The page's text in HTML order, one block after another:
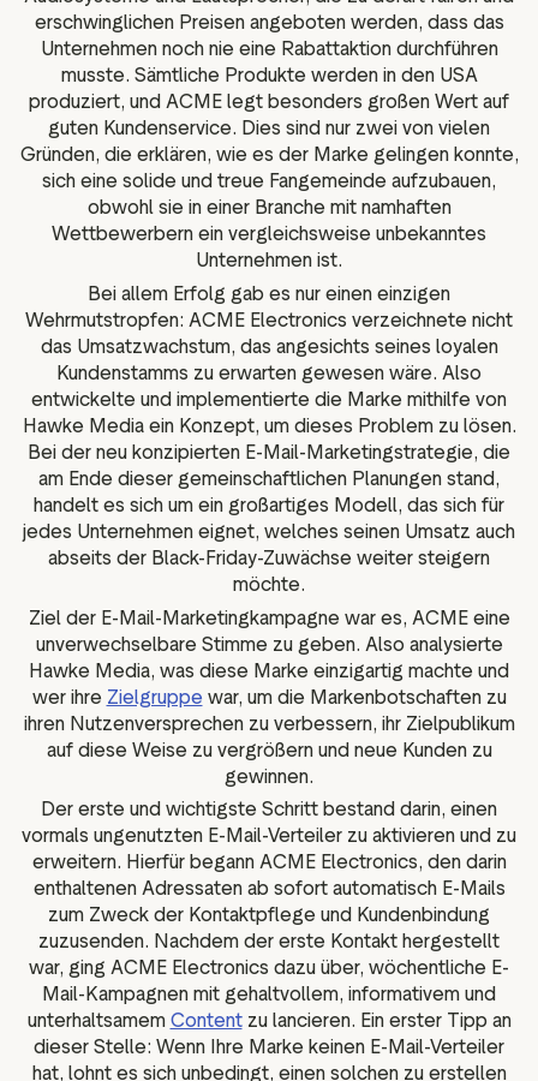
erschwinglichen Preisen angeboten werden, dass das
Unternehmen noch nie eine Rabattaktion durchführen
musste. Sämtliche Produkte werden in den USA
produziert, und ACME legt besonders großen Wert auf
guten Kundenservice. Dies sind nur zwei von vielen
Gründen, die erklären, wie es der Marke gelingen konnte,
sich eine solide und treue Fangemeinde aufzubauen,
obwohl sie in einer Branche mit namhaften
Wettbewerbern ein vergleichsweise unbekanntes
Unternehmen ist.
Bei allem Erfolg gab es nur einen einzigen
Wehrmutstropfen: ACME Electronics verzeichnete nicht
das Umsatzwachstum, das angesichts seines loyalen
Kundenstamms zu erwarten gewesen wäre. Also
entwickelte und implementierte die Marke mithilfe von
Hawke Media ein Konzept, um dieses Problem zu lösen.
Bei der neu konzipierten E-Mail-Marketingstrategie, die
am Ende dieser gemeinschaftlichen Planungen stand,
handelt es sich um ein großartiges Modell, das sich für
jedes Unternehmen eignet, welches seinen Umsatz auch
abseits der Black-Friday-Zuwächse weiter steigern
möchte.
Ziel der E-Mail-Marketingkampagne war es, ACME eine
unverwechselbare Stimme zu geben. Also analysierte
Hawke Media, was diese Marke einzigartig machte und
wer ihre Zielgruppe war, um die Markenbotschaften zu
ihren Nutzenversprechen zu verbessern, ihr Zielpublikum
auf diese Weise zu vergrößern und neue Kunden zu
gewinnen.
Der erste und wichtigste Schritt bestand darin, einen
vormals ungenutzten E-Mail-Verteiler zu aktivieren und zu
erweitern. Hierfür begann ACME Electronics, den darin
enthaltenen Adressaten ab sofort automatisch E-Mails
zum Zweck der Kontaktpflege und Kundenbindung
zuzusenden. Nachdem der erste Kontakt hergestellt
war, ging ACME Electronics dazu über, wöchentliche E-
Mail-Kampagnen mit gehaltvollem, informativem und
unterhaltsamem Contentzu lancieren. Ein erster Tipp an
dieser Stelle: Wenn Ihre Marke keinen E-Mail-Verteiler
hat, lohnt es sich unbedingt, einen solchen zu erstellen